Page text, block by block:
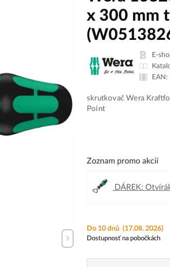
x 300 mm
E-
EAN:
skrutkovač Wera
Point
Zoznam promo akcií
DÁREK:
Do 10 dnů (17.08. 2026)
Dostupnosť na pobočkách